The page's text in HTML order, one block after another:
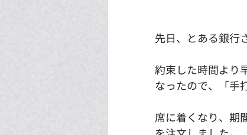
先日、とある銀行
約束した時間より
なったので、「手
席に着くなり、期